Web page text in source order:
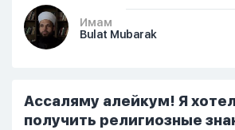
Имам
Bulat Mubarak
Ассаляму алейкум! Я
получить религиозные